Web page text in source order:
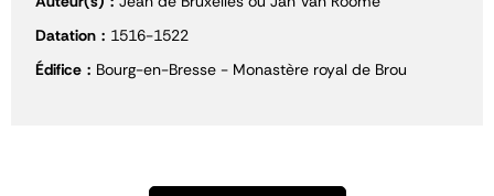
Datation
1516-1522
Édifice
Bourg-en-Bresse - Monastère royal de Brou